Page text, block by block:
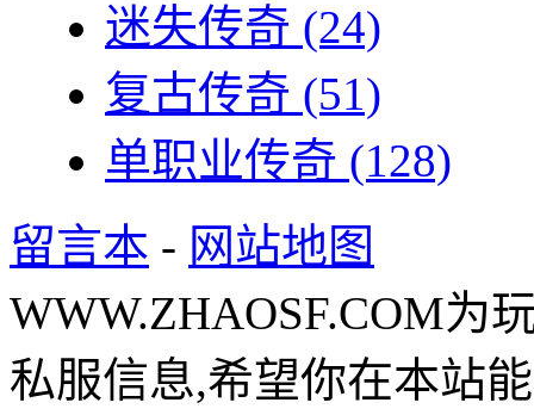
迷失传奇 (24)
复古传奇 (51)
单职业传奇 (128)
留言本 - 网站地图
WWW.ZHAOSF.COM为
私服信息,希望你在本站